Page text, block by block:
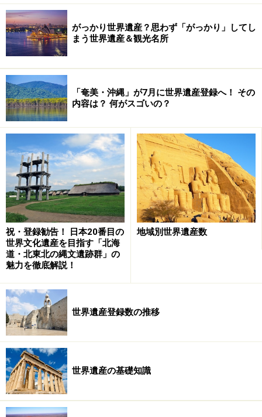
がっかり世界遺産？思わず「がっかり」してし
まう世界遺産＆観光名所
「奄美・沖縄」が7月に世界遺産登録へ！ その
内容は？ 何がスゴいの？
祝・登録勧告！ 日本20番目の
世界文化遺産を目指す「北海
道・北東北の縄文遺跡群」の
魅力を徹底解説！
地域別世界遺産数
世界遺産登録数の推移
世界遺産の基礎知識